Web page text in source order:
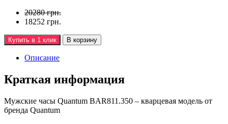
20280 грн.
18252 грн.
Купить в 1 клик В корзину
Описание
Краткая информация
Мужские часы Quantum BAR811.350 – кварцевая модель от
бренда Quantum